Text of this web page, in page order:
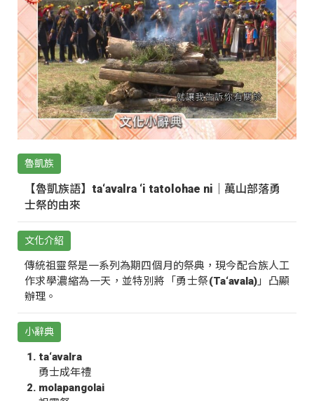
魯凱族
【魯凱族語】ta‘avalra ‘i tatolohae ni｜萬山部落勇
士祭的由來
文化介紹
傳統祖靈祭是一系列為期四個月的祭典，現今配合族人工
作求學濃縮為一天，並特別將「勇士祭(Ta‘avala)」凸顯
辦理。
小辭典
ta‘avalra
勇士成年禮
molapangolai